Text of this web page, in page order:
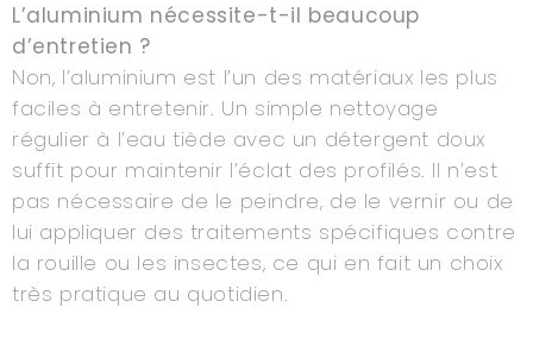
L’aluminium nécessite-t-il beaucoup
d’entretien ?
Non, l’aluminium est l’un des matériaux les plus
faciles à entretenir. Un simple nettoyage
régulier à l’eau tiède avec un détergent doux
suffit pour maintenir l’éclat des profilés. Il n’est
pas nécessaire de le peindre, de le vernir ou de
lui appliquer des traitements spécifiques contre
la rouille ou les insectes, ce qui en fait un choix
très pratique au quotidien.